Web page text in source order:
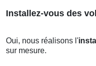
Installez-vous des
Oui, nous réalisons l'
sur mesure.